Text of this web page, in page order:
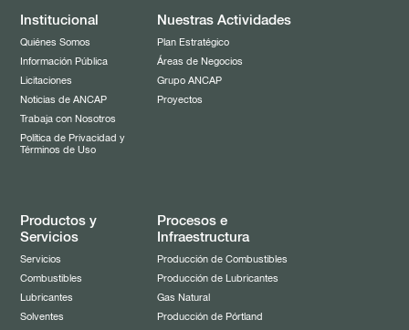
Institucional
Quiénes Somos
Información Pública
Licitaciones
Noticias de ANCAP
Trabaja con Nosotros
Política de Privacidad y
Términos de Uso
Nuestras Actividades
Plan Estratégico
Áreas de Negocios
Grupo ANCAP
Proyectos
Productos y
Servicios
Servicios
Combustibles
Lubricantes
Solventes
Procesos e
Infraestructura
Producción de Combustibles
Producción de Lubricantes
Gas Natural
Producción de Pórtland